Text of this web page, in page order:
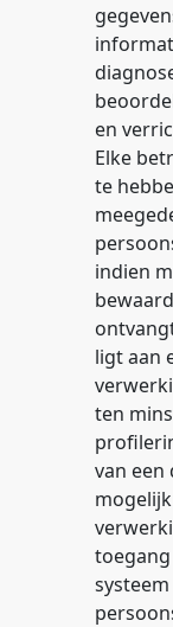
en
Elke
te
indien
ligt aan
ten
van een